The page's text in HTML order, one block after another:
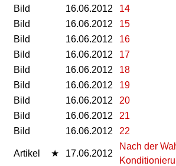
Bild 16.06.2012
14
Bild 16.06.2012
15
Bild 16.06.2012
16
Bild 16.06.2012
17
Bild 16.06.2012
18
Bild 16.06.2012
19
Bild 16.06.2012
20
Bild 16.06.2012
21
Bild 16.06.2012 22
Artikel ★ 17.06.2012
Nach der